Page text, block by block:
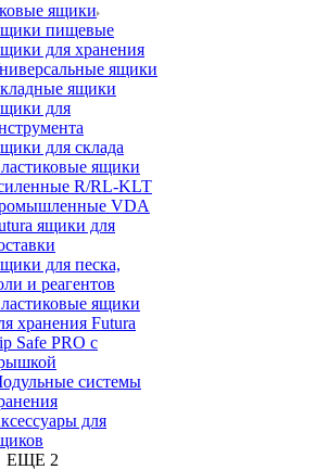
ящики
пищевые
для хранения
ящики
ящики
для
для склада
ящики
R/RL-KLT
VDA
ящики для
для песка,
и реагентов
ящики
хранения Futura
Safe PRO с
системы
для
ЕЩЕ 2